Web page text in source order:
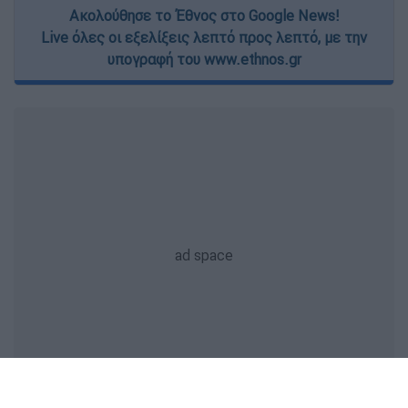
Ακολούθησε το Έθνος στο Google News!
Live όλες οι εξελίξεις λεπτό προς λεπτό, με την
υπογραφή του www.ethnos.gr